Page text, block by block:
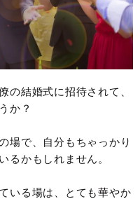
の結婚式に招待されて、
か？
場で、自分もちゃっかり
るかもしれません。
いる場は、とても華やか